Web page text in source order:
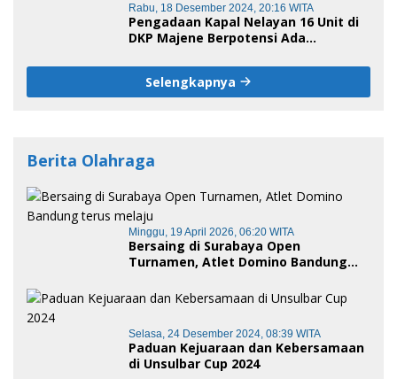
Rabu, 18 Desember 2024, 20:16 WITA
Pengadaan Kapal Nelayan 16 Unit di
DKP Majene Berpotensi Ada
Selengkapnya
Berita Olahraga
Minggu, 19 April 2026, 06:20 WITA
Bersaing di Surabaya Open
Turnamen, Atlet Domino Bandung
Selasa, 24 Desember 2024, 08:39 WITA
Paduan Kejuaraan dan Kebersamaan
di Unsulbar Cup 2024